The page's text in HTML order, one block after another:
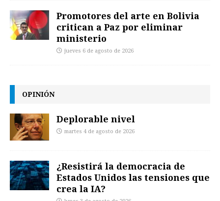
Promotores del arte en Bolivia
critican a Paz por eliminar
ministerio
jueves 6 de agosto de 2026
OPINIÓN
Deplorable nivel
martes 4 de agosto de 2026
¿Resistirá la democracia de
Estados Unidos las tensiones que
crea la IA?